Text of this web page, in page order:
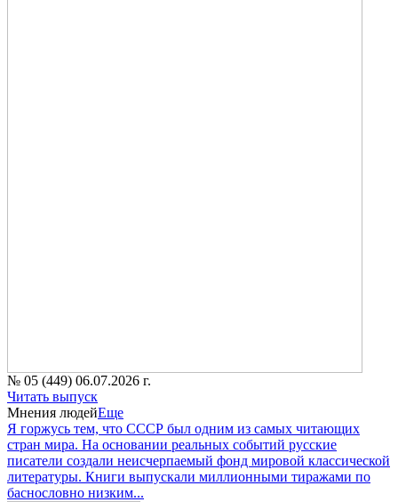
№ 05 (449) 06.07.2026 г.
Читать выпуск
Мнения людейЕще
Я горжусь тем, что СССР был одним из самых читающих
стран мира. На основании реальных событий русские
писатели создали неисчерпаемый фонд мировой классической
литературы. Книги выпускали миллионными тиражами по
баснословно низким...